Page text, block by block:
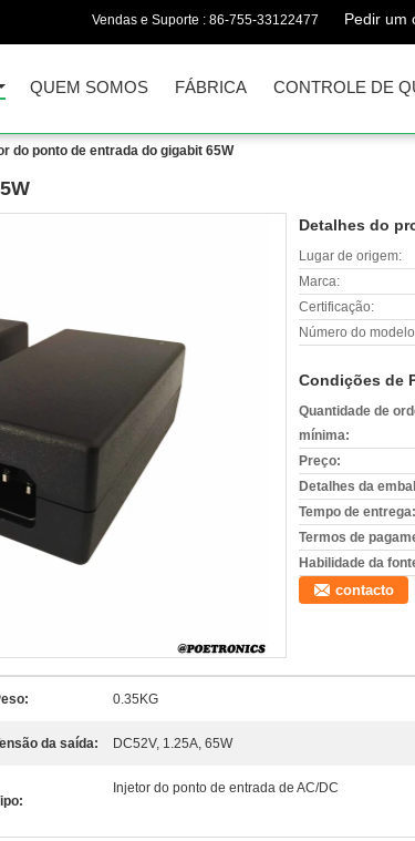
Vendas e Suporte : 86-755-33122477 Pedir um
QUEM SOMOS FÁBRICA CONTROLE DE
do ponto de entrada do gigabit 65W
Detalhes do
Lugar de origem:
Marca:
Certificação:
Número do
Condições de
Quantidade de
mínima:
Preço:
Detalhes da
Tempo de entrega:
Termos de
Habilidade da
contacto
0.35KG
da saída: DC52V, 1.25A, 65W
Injetor do ponto de entrada de AC/DC